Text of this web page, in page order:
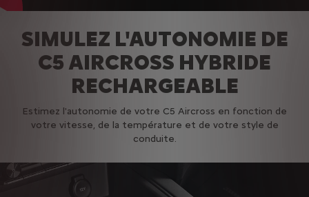
SIMULEZ L'AUTONOMIE DE
C5 AIRCROSS HYBRIDE
RECHARGEABLE
Estimez l'autonomie de votre C5 Aircross en fonction de
votre vitesse, de la température et de votre style de
conduite.